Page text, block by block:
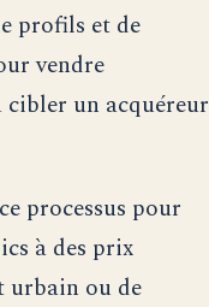
profils et de
vendre
cibler un acquéreur
processus pour
à des prix
urbain ou de